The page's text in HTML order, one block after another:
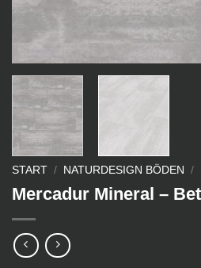
START / NATURDESIGN BÖDEN /
Mercadur Mineral –